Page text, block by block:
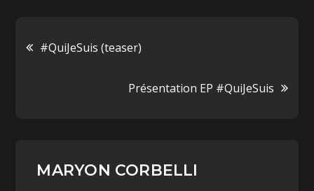
#QuiJeSuis (teaser)
Présentation EP #QuiJeSuis
MARYON CORBELLI